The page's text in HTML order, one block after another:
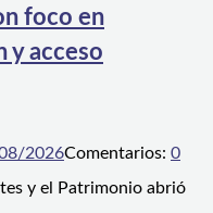
foco en
y acceso
2026Comentarios: 0
y el Patrimonio abrió